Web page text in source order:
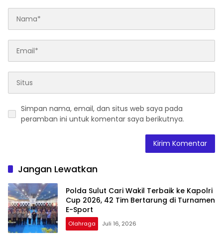
Simpan nama, email, dan situs web saya pada
peramban ini untuk komentar saya berikutnya.
Jangan Lewatkan
Polda Sulut Cari Wakil Terbaik ke Kapolri
Cup 2026, 42 Tim Bertarung di Turnamen
E-Sport
Olahraga Juli 16, 2026